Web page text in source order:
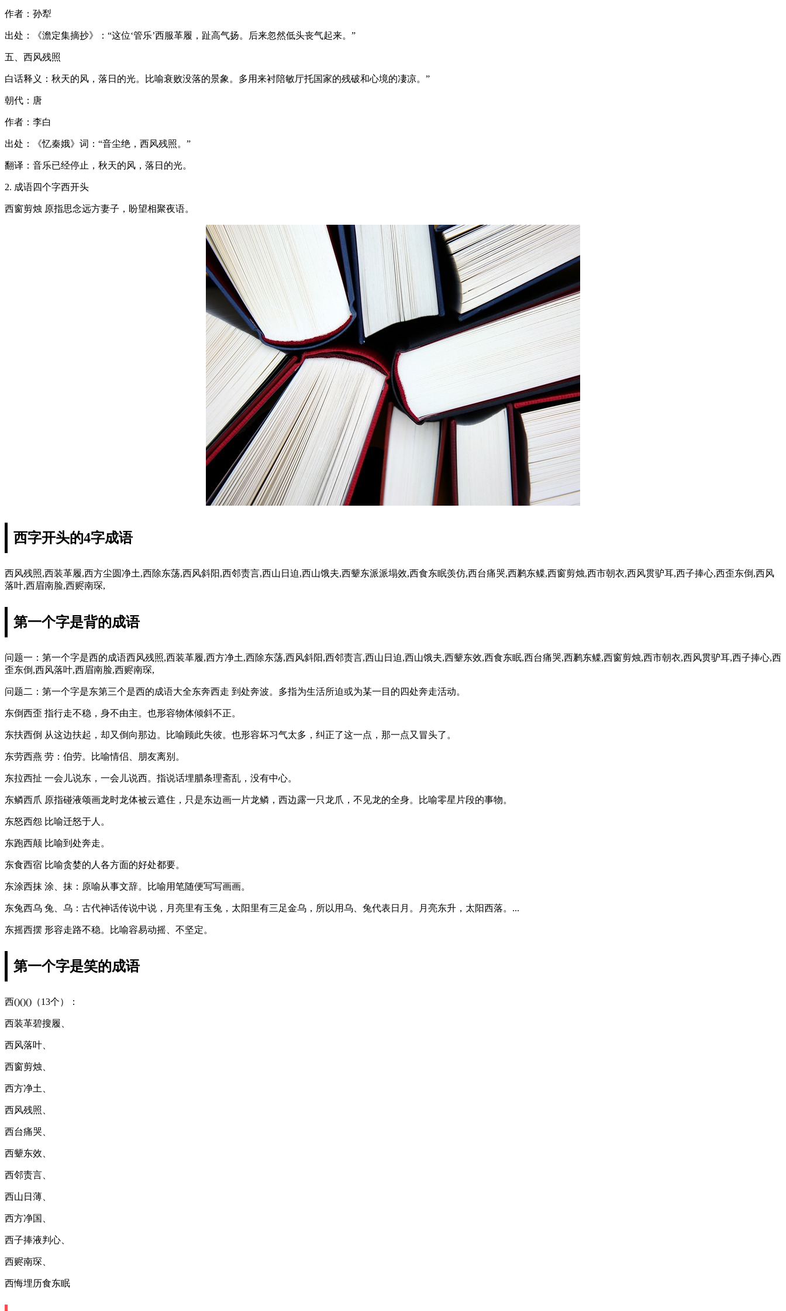
作者：孙犁
出处：《澹定集摘抄》：“这位‘管乐’西服革履，趾高气扬。后来忽然低头丧气起来。”
五、西风残照
白话释义：秋天的风，落日的光。比喻衰败没落的景象。多用来衬陪敏厅托国家的残破和心境的凄凉。”
朝代：唐
作者：李白
出处：《忆秦娥》词：“音尘绝，西风残照。”
翻译：音乐已经停止，秋天的风，落日的光。
2. 成语四个字西开头
西窗剪烛 原指思念远方妻子，盼望相聚夜语。
西字开头的4字成语
西风残照,西装革履,西方尘圆净土,西除东荡,西风斜阳,西邻责言,西山日迫,西山饿夫,西颦东派派塌效,西食东眠羡仿,西台痛哭,西鹣东鲽,西窗剪烛,西市朝衣,西风贯驴耳,西子捧心,西歪东倒,西风
落叶,西眉南脸,西赆南琛,
第一个字是背的成语
问题一：第一个字是西的成语西风残照,西装革履,西方净土,西除东荡,西风斜阳,西邻责言,西山日迫,西山饿夫,西颦东效,西食东眠,西台痛哭,西鹣东鲽,西窗剪烛,西市朝衣,西风贯驴耳,西子捧心,西
歪东倒,西风落叶,西眉南脸,西赆南琛,
问题二：第一个字是东第三个是西的成语大全东奔西走 到处奔波。多指为生活所迫或为某一目的四处奔走活动。
东倒西歪 指行走不稳，身不由主。也形容物体倾斜不正。
东扶西倒 从这边扶起，却又倒向那边。比喻顾此失彼。也形容坏习气太多，纠正了这一点，那一点又冒头了。
东劳西燕 劳：伯劳。比喻情侣、朋友离别。
东拉西扯 一会儿说东，一会儿说西。指说话埋腊条理斋乱，没有中心。
东鳞西爪 原指碰液颂画龙时龙体被云遮住，只是东边画一片龙鳞，西边露一只龙爪，不见龙的全身。比喻零星片段的事物。
东怒西怨 比喻迁怒于人。
东跑西颠 比喻到处奔走。
东食西宿 比喻贪婪的人各方面的好处都要。
东涂西抹 涂、抹：原喻从事文辞。比喻用笔随便写写画画。
东兔西乌 兔、乌：古代神话传说中说，月亮里有玉兔，太阳里有三足金乌，所以用乌、兔代表日月。月亮东升，太阳西落。...
东摇西摆 形容走路不稳。比喻容易动摇、不坚定。
第一个字是笑的成语
西()()()（13个）：
西装革碧搜履、
西风落叶、
西窗剪烛、
西方净土、
西风残照、
西台痛哭、
西颦东效、
西邻责言、
西山日薄、
西方净国、
西子捧液判心、
西赆南琛、
西悔埋历食东眠